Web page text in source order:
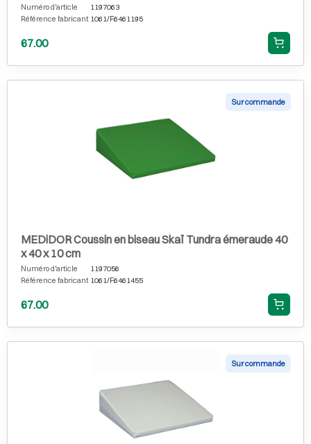
Numéro d'article
1197063
Référence fabricant 1061/F6461195
67.00
Sur commande
MEDiDOR Coussin en biseau Skaï Tundra émeraude 40
x 40 x 10 cm
Numéro d'article
1197056
Référence fabricant 1061/F6461455
67.00
Sur commande